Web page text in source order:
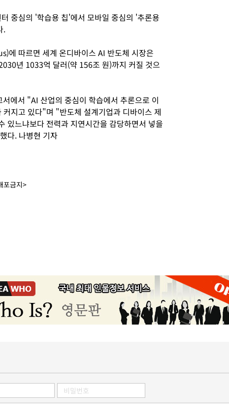
중심의 '학습용 칩'에서 모바일 중심의 '추론용
.
에 따르면 세계 온디바이스 AI 반도체 시장은
년 1033억 달러(약 156조 원)까지 커질 것으
에서 "AI 산업의 중심이 학습에서 추론으로 이
지고 있다"며 "반도체 설계기업과 디바이스 제
있느냐보다 전력과 지연시간을 감당하면서 넣을
다. 나병현 기자
포금지>